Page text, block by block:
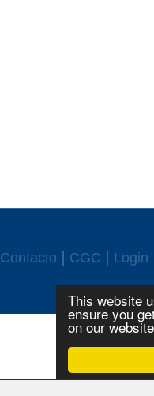
This website
ensure you
on our website
Contacto CGC Login